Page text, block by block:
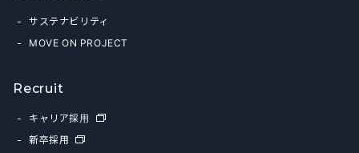
サステナビリティ
MOVE ON PROJECT
Recruit
キャリア採用
新卒採用